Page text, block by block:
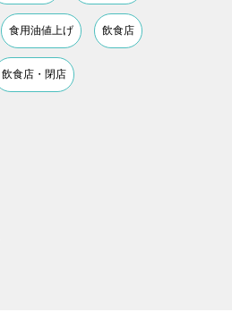
食用油値上げ 飲食店
飲食店・閉店